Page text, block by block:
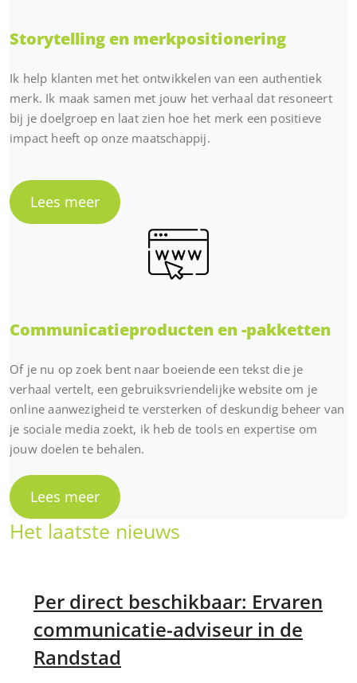
Storytelling en merkpositionering
Ik help klanten met het ontwikkelen van een authentiek
merk. Ik maak samen met jouw het verhaal dat resoneert
bij je doelgroep en laat zien hoe het merk een positieve
impact heeft op onze maatschappij.
Lees meer
Communicatieproducten en -pakketten
Of je nu op zoek bent naar boeiende een tekst die je
verhaal vertelt, een gebruiksvriendelijke website om je
online aanwezigheid te versterken of deskundig beheer van
je sociale media zoekt, ik heb de tools en expertise om
jouw doelen te behalen.
Lees meer
Het laatste nieuws
Per direct beschikbaar: Ervaren
communicatie-adviseur in de
Randstad